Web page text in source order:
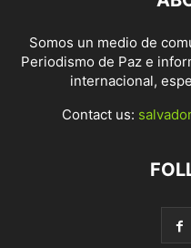
Somos un medio de
Periodismo de Paz e
internacional,
Contact us: